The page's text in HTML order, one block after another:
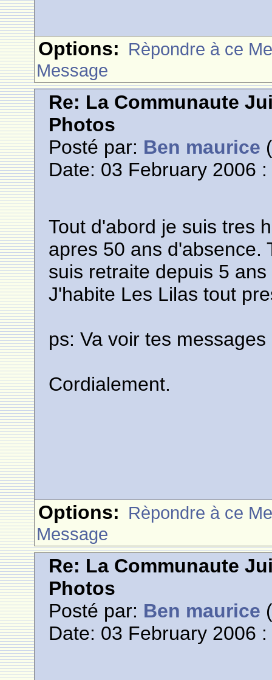
Options: Rèpondre à ce
Message
Re: La Communaute
Photos
Posté par: Ben maurice
Date: 03 February 2006
Tout d'abord je suis tres
apres 50 ans d'absence.
suis retraite depuis 5
J'habite Les Lilas tout
ps: Va voir tes messages
Cordialement.
Options: Rèpondre à ce
Message
Re: La Communaute
Photos
Posté par: Ben maurice
Date: 03 February 2006